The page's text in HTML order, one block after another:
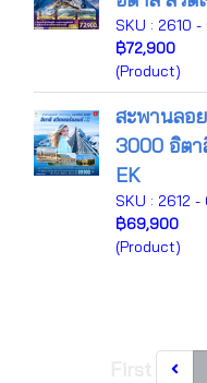
SKU : 2610 -
฿72,900
(Product)
สะพานลอ
3000 อิตา
EK
SKU : 2612 -
฿69,900
(Product)